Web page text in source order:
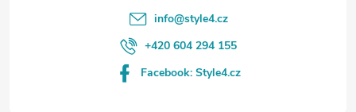
info@style4.cz
+420 604 294 155
Facebook: Style4.cz